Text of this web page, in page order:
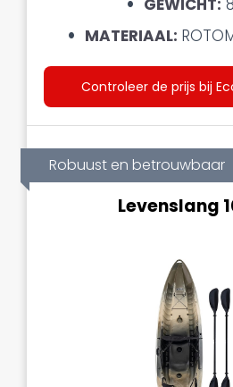
GEWICHT:
MATERIAAL:
Controleer de prijs bij
Robuust en betrouwbaar
Levenslang